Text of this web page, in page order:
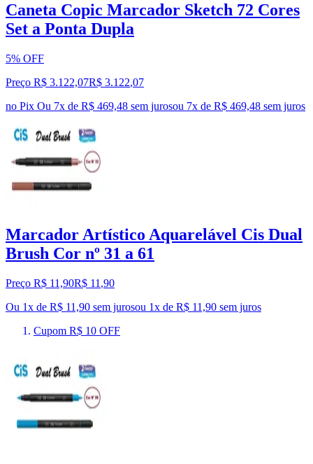
Caneta Copic Marcador Sketch 72 Cores
Set a Ponta Dupla
5% OFF
Preço R$ 3.122,07R$ 3.122,07
no Pix Ou 7x de R$ 469,48 sem jurosou 7x de R$ 469,48 sem juros
Marcador Artístico Aquarelável Cis Dual
Brush Cor nº 31 a 61
Preço R$ 11,90R$ 11 ,90
Ou 1x de R$ 11,90 sem jurosou 1x de R$ 11,90 sem juros
Cupom R$ 10 OFF